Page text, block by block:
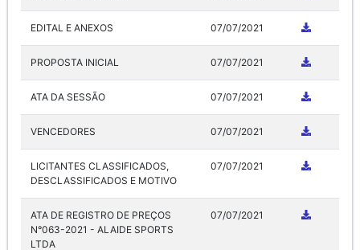
EDITAL E ANEXOS 07/07/2021
PROPOSTA INICIAL 07/07/2021
ATA DA SESSÃO 07/07/2021
VENCEDORES 07/07/2021
LICITANTES CLASSIFICADOS,
DESCLASSIFICADOS E MOTIVO
07/07/2021
ATA DE REGISTRO DE PREÇOS
N°063-2021 - ALAIDE SPORTS
LTDA
07/07/2021